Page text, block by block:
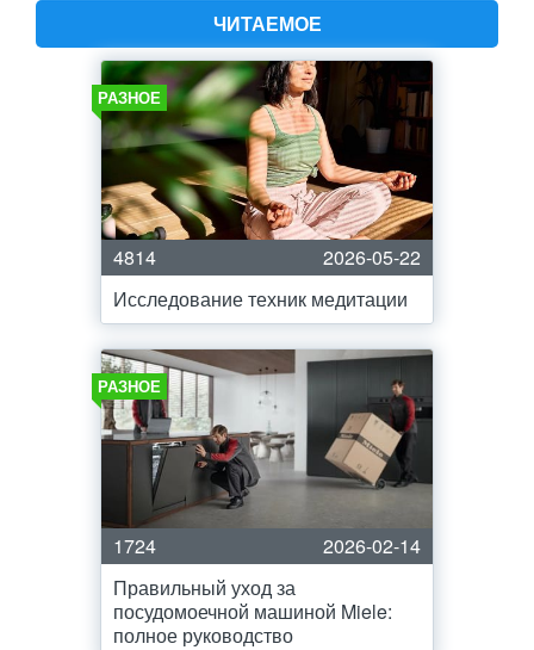
ЧИТАЕМОЕ
РАЗНОЕ
4814
2026-05-22
Исследование техник медитации
РАЗНОЕ
1724
2026-02-14
Правильный уход за
посудомоечной машиной Miele:
полное руководство